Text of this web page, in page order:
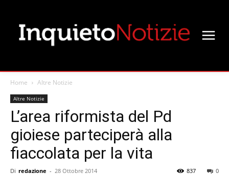
Home Altre Notizie
Altre Notizie
L’area riformista del Pd
gioiese parteciperà alla
fiaccolata per la vita
Di redazione - 28 Ottobre 2014 0
837